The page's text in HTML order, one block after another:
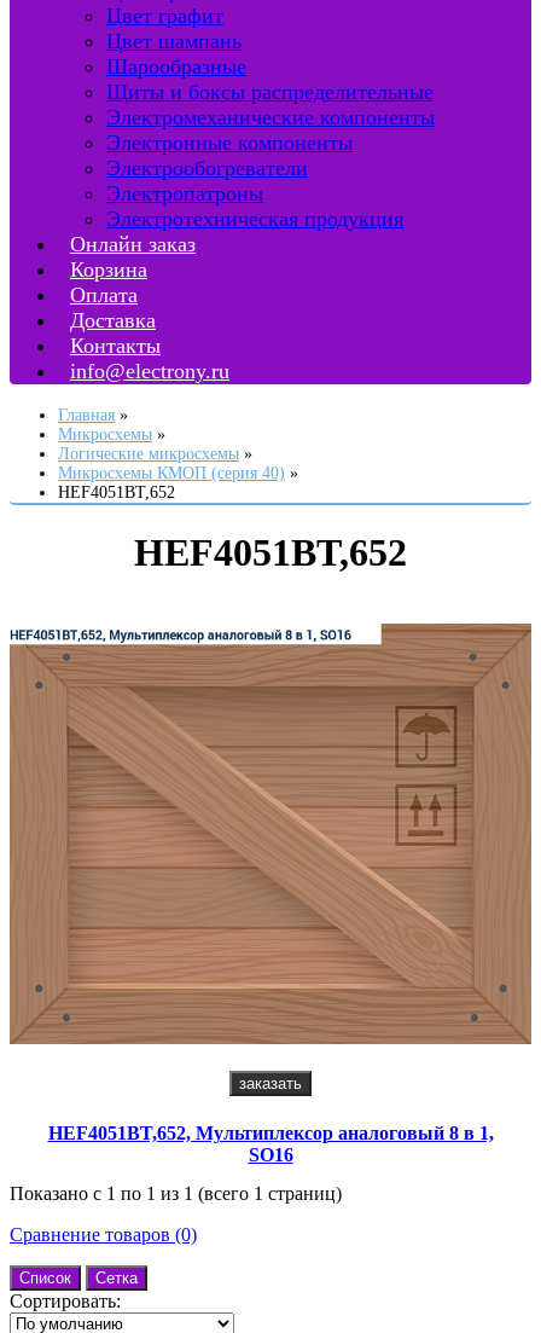
Цвет графит
Цвет шампань
Шарообразные
Щиты и боксы распределительные
Электромеханические компоненты
Электронные компоненты
Электрообогреватели
Электропатроны
Электротехническая продукция
Онлайн заказ
Корзина
Оплата
Доставка
Контакты
info@electrony.ru
Главная
Микросхемы
Логические микросхемы
Микросхемы КМОП (серия 40)
HEF4051BT,652
HEF4051BT,652
заказать
HEF4051BT,652, Мультиплексор аналоговый 8 в 1,
SO16
Показано с 1 по 1 из 1 (всего 1 страниц)
Сравнение товаров (0)
Список Сетка
Сортировать: